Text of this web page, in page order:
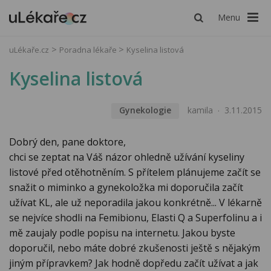
Menu
uLékaře.cz Poradna lékaře Kyselina listová
Kyselina listová
Gynekologie kamila 3.11.2015
Dobrý den, pane doktore,
chci se zeptat na Váš názor ohledně užívání kyseliny
listové před otěhotněním. S přítelem plánujeme začít se
snažit o miminko a gynekoložka mi doporučila začít
užívat KL, ale už neporadila jakou konkrétně... V lékarně
se nejvíce shodli na Femibionu, Elasti Q a Superfolinu a i
mě zaujaly podle popisu na internetu. Jakou byste
doporučil, nebo máte dobré zkušenosti ještě s nějakým
jiným přípravkem? Jak hodně dopředu začít užívat a jak